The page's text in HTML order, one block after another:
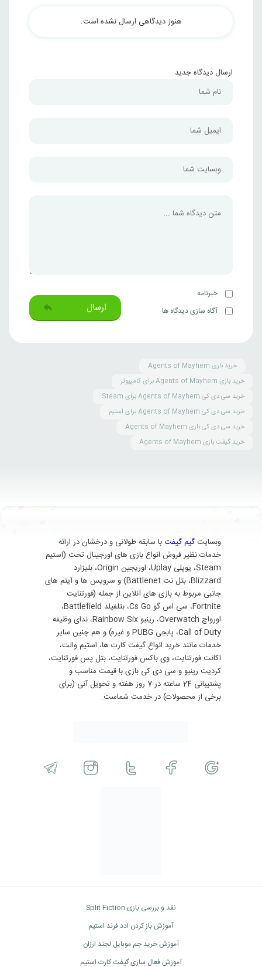
هنوز دیدگاهی ارسال نشده است.
ارسال دیدگاه جدید
خبرنامه
آگاه سازی دیدگاه ها
ارسال
خرید بازی Agents of Mayhem
خرید بازی Agents of Mayhem برای کامپیوتر
خرید سی دی کی Agents of Mayhem برای Steam
خرید سی دی کی Agents of Mayhem برای استیم
خرید سی دی کی بازی Agents of Mayhem
خرید گیفت بازی Agents of Mayhem
وبسایت گیم گیفتبا سابقه طولانی و درخشان در ارائه
خدمات نظیر فروش انواع بازی های اورجینال تحت (استیم
Steam، یوپلی Uplay، اوریجین Origin، بلیزارد
Blizzard، بتل نت Battlenet) و سرویس ها و آیتم های
جانبی مربوط به بازی های آنلاین از جمله (فورتنایت
Fortnite، سی اس گو Cs Go، بتلفیلد Battlefield،
اورواچ Overwatch، رینبو Rainbow Six، ندای وظیفه
Call of Duty، پابجی PUBG و غیره) و هم چنین سایر
خدمات مانند خرید انواع گیفت کارت ها، استیم والت،
اکانت فورتنایت، وی باکس فورتنایت، بتل پس فورتنایت،
کردیت رینبو و سی دی کی بازی با قیمت مناسب و
پشتیبانی 24 ساعته در 7 روز هفته و تحویل آنی (برای
برخی از محصولات) در خدمت شماست.
نقد و بررسی بازی Split Fiction
آموزش باز کردن ادد فرند استیم
آموزش خرید جم موبایل لجند ارزان
آموزش فعال سازی گیفت کارت استیم